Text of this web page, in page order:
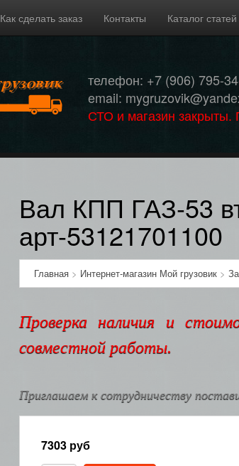
Как сделать заказ Контакты Каталог статей
телефон: +7 (906) 795-
email:
СТО и магазин закрыты.
Вал КПП ГАЗ-53
арт-53121701100
Главная> Интернет-магазин Мой грузовик>
Проверка наличия и
совместной работы.
Приглашаем к сотрудничеству
7303руб